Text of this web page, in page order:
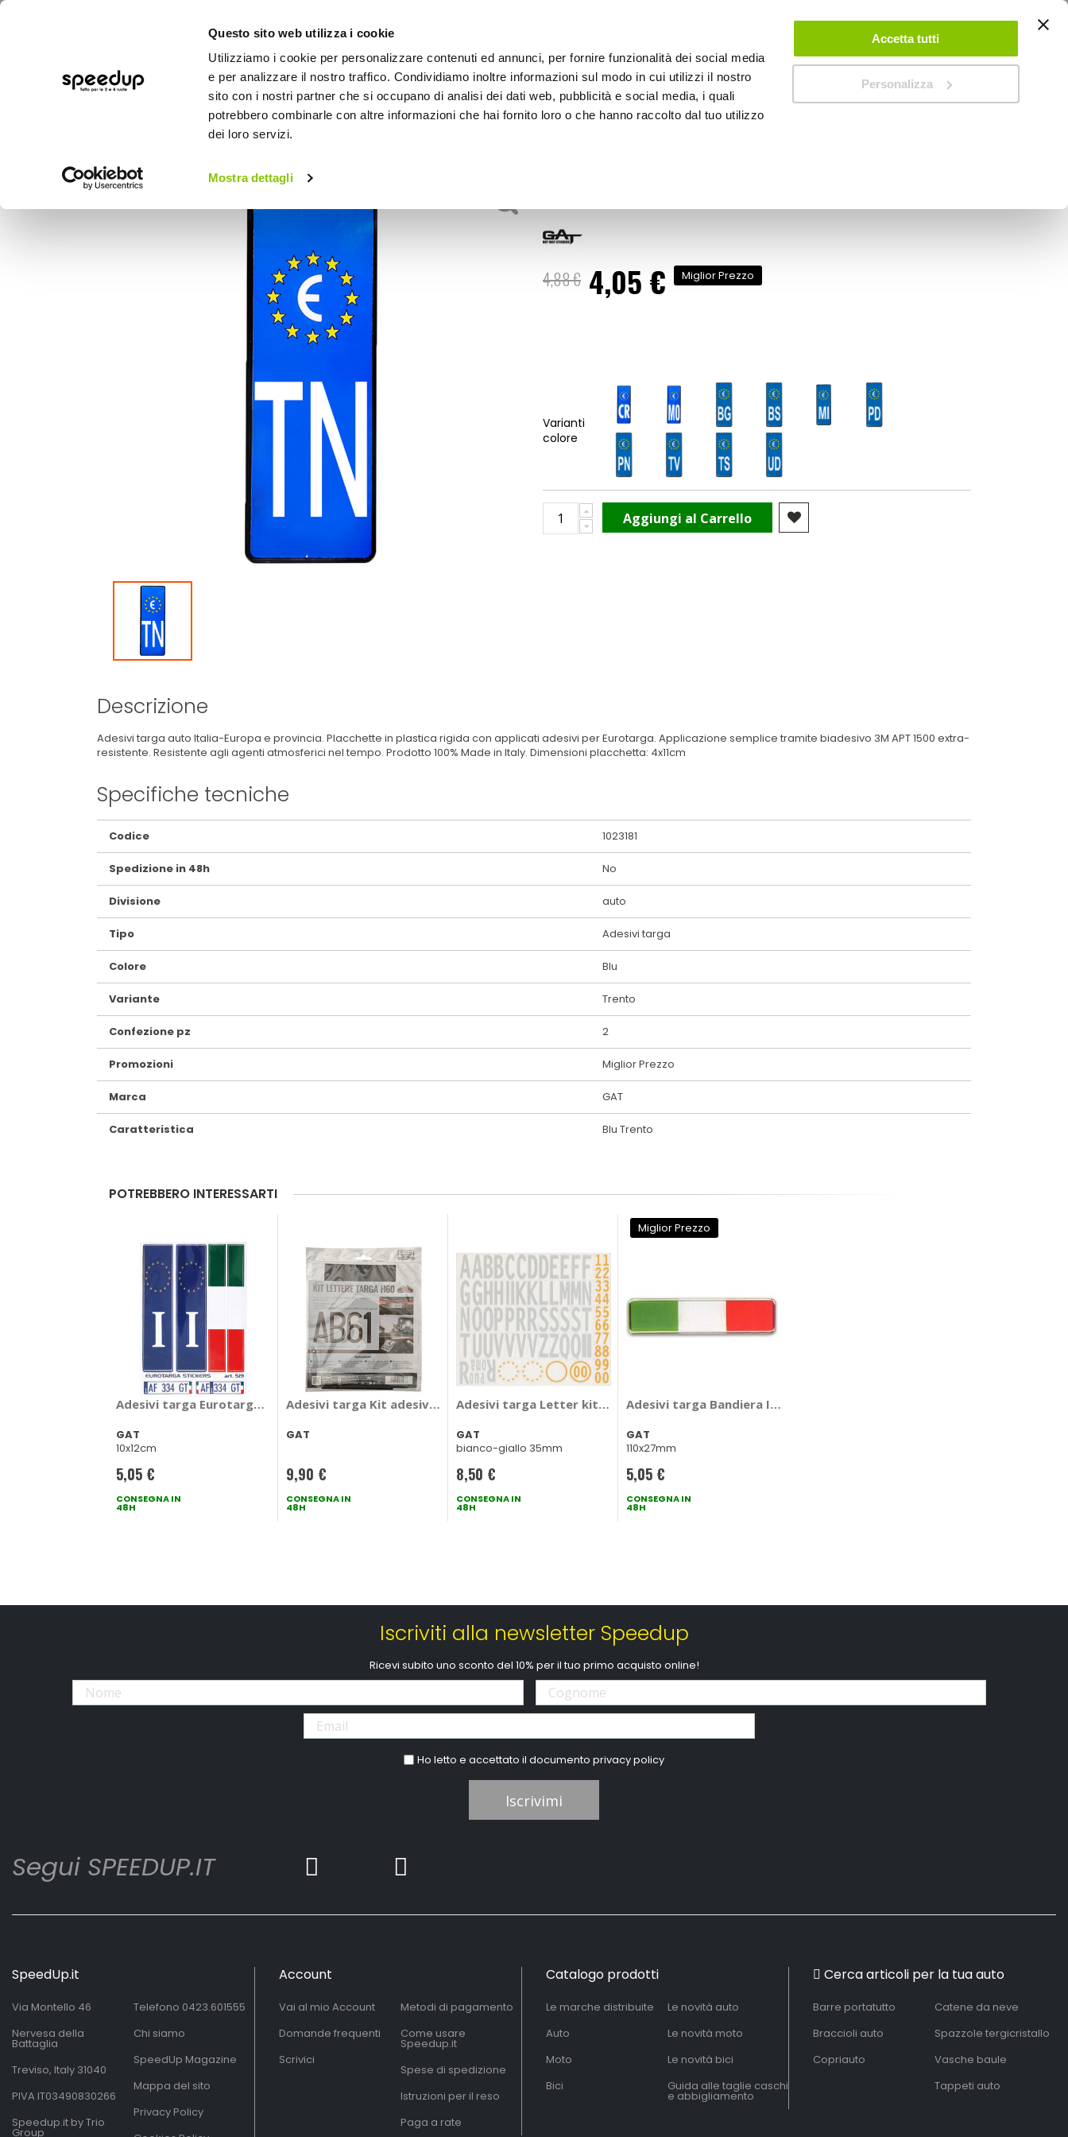
Questo sito web utilizza i cookie
Utilizziamo i cookie per personalizzare contenuti ed annunci, per fornire funzionalità dei social media
e per analizzare il nostro traffico. Condividiamo inoltre informazioni sul modo in cui utilizzi il nostro
sito con i nostri partner che si occupano di analisi dei dati web, pubblicità e social media, i quali
potrebbero combinarle con altre informazioni che hai fornito loro o che hanno raccolto dal tuo utilizzo
dei loro servizi.
Mostra dettagli
Accetta tutti
Personalizza
ACCEDI CREA UN ACCOUNT CONTATTACI
BICI OUTDOOR
Home
4,88 €
Prezzo
speciale
4,05 € Miglior Prezzo
Varianti
colore
Aggiungi al Carrello
Descrizione
Adesivi targa auto Italia-Europa e provincia. Placchette in plastica rigida con applicati adesivi per Eurotarga. Applicazione semplice tramite biadesivo 3M APT 1500 extra-
resistente. Resistente agli agenti atmosferici nel tempo. Prodotto 100% Made in Italy. Dimensioni placchetta: 4x11cm
Specifiche tecniche
Maggiori
Informazioni
Codice 1023181
Spedizione in 48h No
Divisione auto
Tipo Adesivi targa
Colore Blu
Variante Trento
Confezione pz 2
Promozioni Miglior Prezzo
Marca GAT
Caratteristica Blu Trento
POTREBBERO INTERESSARTI
Adesivi targa Eurotarga - GAT
GAT
10x12cm
5,05 €
CONSEGNA IN
48H
Adesivi targa Kit adesivi lettere targa mezzi agricoli - GAT
GAT
9,90 €
CONSEGNA IN
48H
Adesivi targa Letter kit - GAT
GAT
bianco-giallo 35mm
8,50 €
CONSEGNA IN
48H
Miglior Prezzo
Adesivi targa Bandiera Italia 3D - GAT
GAT
110x27mm
5,05 €
CONSEGNA IN
48H
Iscriviti alla newsletter Speedup
Ricevi subito uno sconto del 10% per il tuo primo acquisto online!
Ho letto e accettato il documentoprivacy policy
Iscrivimi
Segui SPEEDUP.IT
SpeedUp.it
Via Montello 46
Nervesa della
Battaglia
Treviso, Italy 31040
PIVA IT03490830266
Speedup.it by Trio
Group
Telefono 0423.601555
Chi siamo
SpeedUp Magazine
Mappa del sito
Privacy Policy
Account
Vai al mio Account
Domande frequenti
Scrivici
Metodi di pagamento
Come usare
Speedup.it
Spese di spedizione
Istruzioni per il reso
Paga a rate
Catalogo prodotti
Le marche distribuite
Auto
Moto
Bici
Le novità auto
Le novità moto
Le novità bici
Guida alle taglie caschi
e abbigliamento
Cerca articoli per la tua auto
Barre portatutto
Braccioli auto
Copriauto
Catene da neve
Spazzole tergicristallo
Vasche baule
Tappeti auto